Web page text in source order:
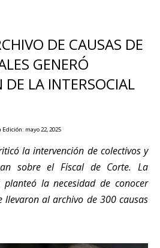
DE CAUSAS DE
GENERÓ
DE LA INTERSOCIAL
mayo 22, 2025
la intervención de colectivos y
sobre el Fiscal de Corte. La
planteó la necesidad de conocer
llevaron al archivo de 300 causas